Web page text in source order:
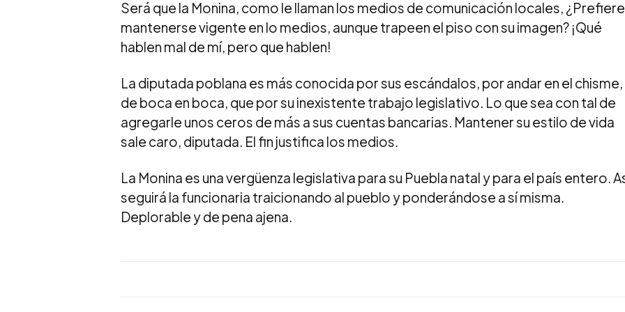
Será que la Monina, como le llaman los medios de comunicación locales, ¿Prefiere
mantenerse vigente en lo medios, aunque trapeen el piso con su imagen? ¡Qué
hablen mal de mí, pero que hablen!
La diputada poblana es más conocida por sus escándalos, por andar en el chisme,
de boca en boca, que por su inexistente trabajo legislativo. Lo que sea con tal de
agregarle unos ceros de más a sus cuentas bancarias. Mantener su estilo de vida
sale caro, diputada. El fin justifica los medios.
La Monina es una vergüenza legislativa para su Puebla natal y para el país entero.
seguirá la funcionaria traicionando al pueblo y ponderándose a sí misma.
Deplorable y de pena ajena.